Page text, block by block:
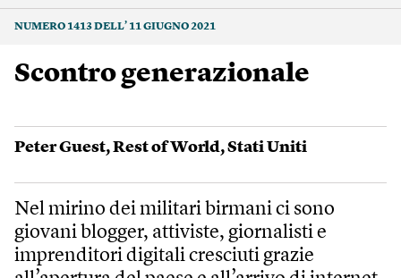
NUMERO 1413 DELL’ 11 GIUGNO 2021
Scontro generazionale
Peter Guest,Rest of World,Stati Uniti
Nel mirino dei militari birmani ci sono
giovani blogger, attiviste, giornalisti e
imprenditori digitali cresciuti grazie